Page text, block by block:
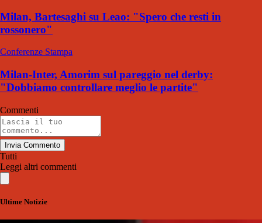
Milan, Bartesaghi su Leao: "Spero che resti in
rossonero"
Conferenze Stampa
Milan-Inter, Amorim sul pareggio nel derby:
"Dobbiamo controllare meglio le partite"
Commenti
Invia Commento
Tutti
Leggi altri commenti
Ultime Notizie